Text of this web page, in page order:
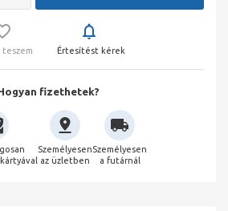
teszem Értesítést kérek
fizethetek?
Személyesen
az üzletben
Személyesen
a futárnál